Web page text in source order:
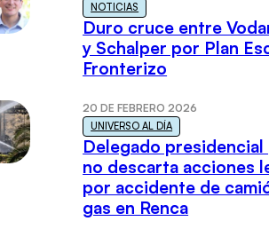
NOTICIAS
Duro cruce entre
y Schalper por Plan
Fronterizo
20 DE FEBRERO 2026
UNIVERSO AL DÍA
Delegado presidencial
no descarta acciones
por accidente de
gas en Renca